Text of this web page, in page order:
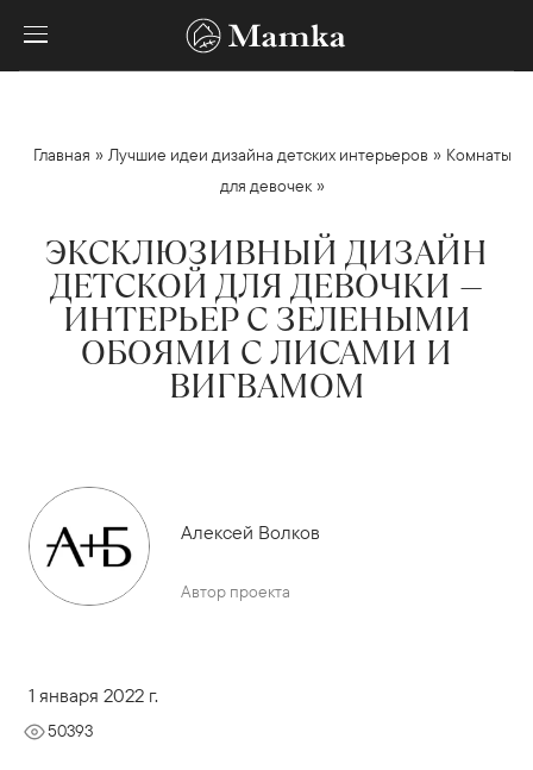
Главная »Лучшие идеи дизайна детских интерьеров » Комнаты
для девочек »
ЭКСКЛЮЗИВНЫЙ ДИЗАЙН
ДЕТСКОЙ ДЛЯ ДЕВОЧКИ —
ИНТЕРЬЕР С ЗЕЛЕНЫМИ
ОБОЯМИ С ЛИСАМИ И
ВИГВАМОМ
Алексей Волков
Автор проекта
1 января 2022 г.
50393